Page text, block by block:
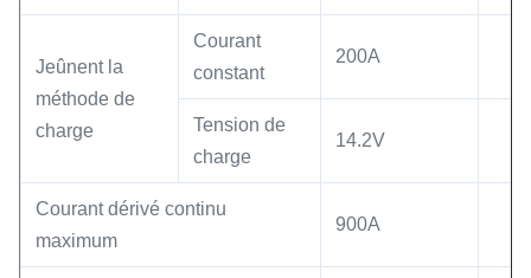
Jeûnent la
méthode de
charge
Courant
constant
200A
Tension de
charge
14.2V
Courant dérivé continu
maximum
900A